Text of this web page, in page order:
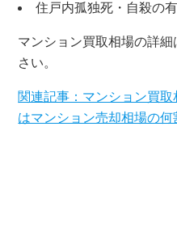
×
無料査定
住戸内孤独死・自殺の
マンション買取相場の詳
さい。
関連記事：マンション買
はマンション売却相場の何